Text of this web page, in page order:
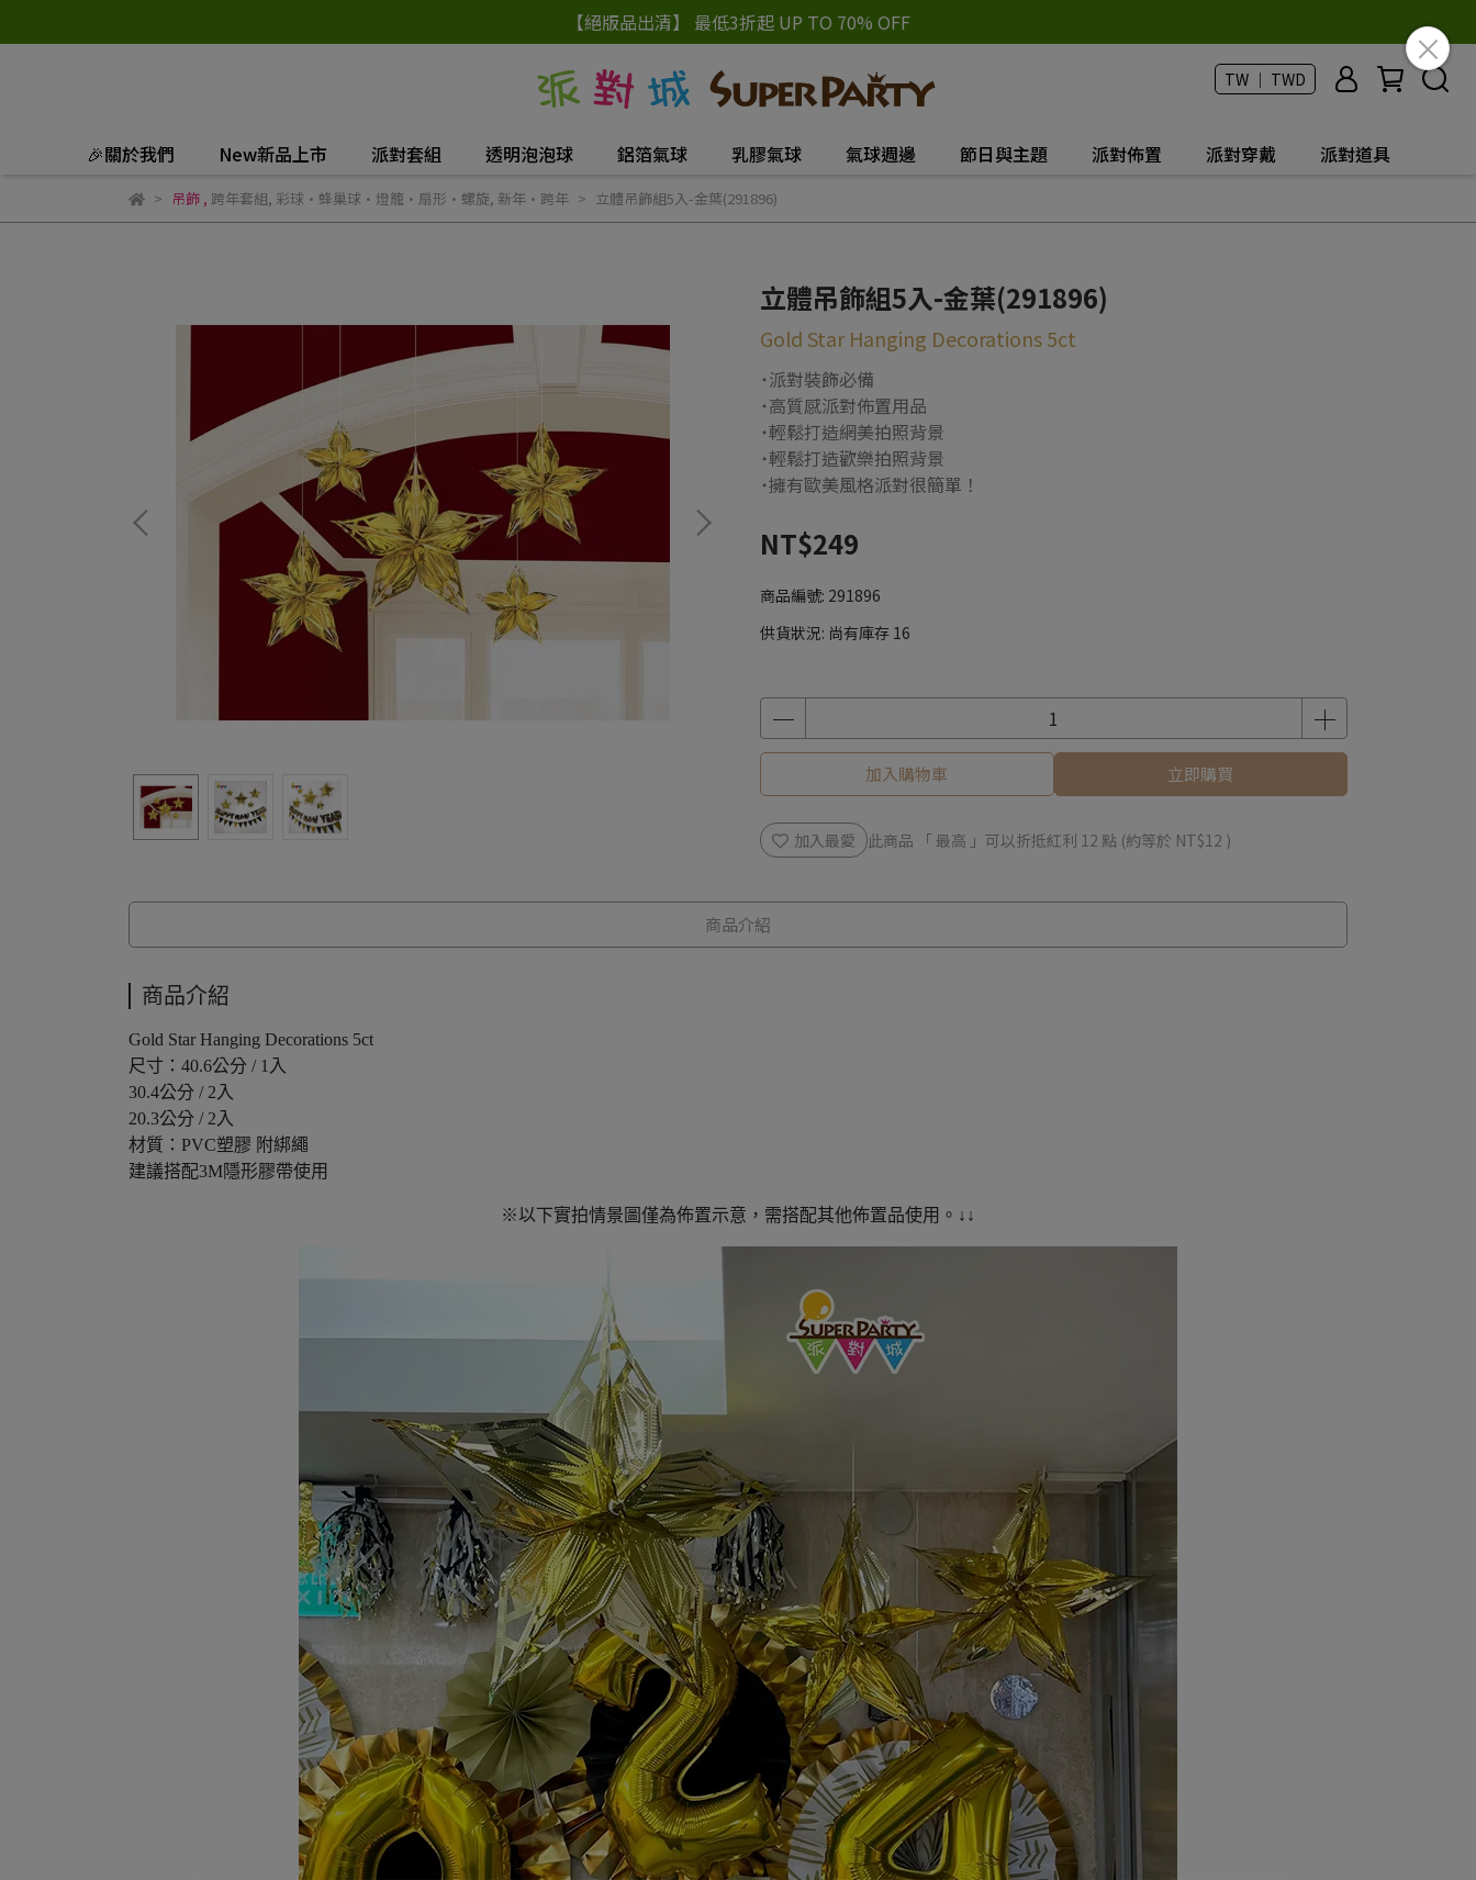
【絕版品出清】 最低3折起 UP TO 70% OFF
TW ｜ TWD
🎉關於我們 New新品上市 派對套組 透明泡泡球 鋁箔氣球 乳膠氣球 氣球週邊 節日與主題 派對佈置 派對穿戴 派對道具
吊飾, 跨年套組, 彩球·蜂巢球·燈籠·扇形·螺旋, 新年·跨年 立體吊飾組5入-金葉(291896)
立體吊飾組5入-金葉(291896)
Gold Star Hanging Decorations 5ct
˙派對裝飾必備
˙高質感派對佈置用品
˙輕鬆打造網美拍照背景
˙輕鬆打造歡樂拍照背景
˙擁有歐美風格派對很簡單！
NT$249
商品編號: 291896
供貨狀況: 尚有庫存 16
加入購物車 立即購買
加入最愛 此商品 「 最高 」可以折抵紅利 12 點 (約等於 NT$12 )
商品介紹
商品介紹
Gold Star Hanging Decorations 5ct
尺寸：40.6公分 / 1入
30.4公分 / 2入
20.3公分 / 2入
材質：PVC塑膠 附綁繩
建議搭配3M隱形膠帶使用
※以下實拍情景圖僅為佈置示意，需搭配其他佈置品使用。↓↓